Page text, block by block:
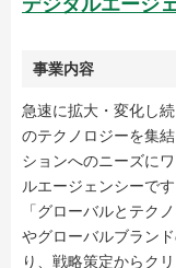
デジタルエージ
事業内容
急速に拡大・変化し
のテクノロジーを集
ションへのニーズに
ルエージェンシーです
「グローバルとテク
やグローバルブラン
り、戦略策定からク